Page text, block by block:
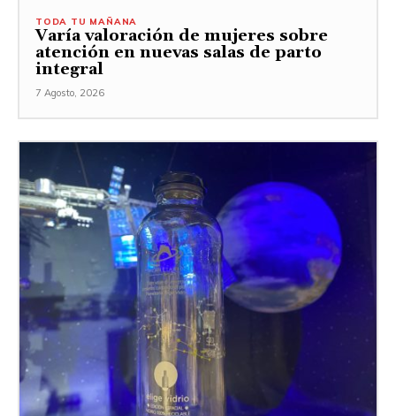
TODA TU MAÑANA
Varía valoración de mujeres sobre
atención en nuevas salas de parto
integral
7 Agosto, 2026